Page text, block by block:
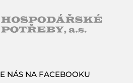
NÁS NA FACEBOOKU